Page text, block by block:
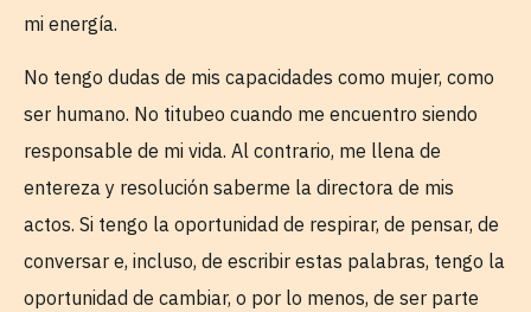
mi energía.
No tengo dudas de mis capacidades como mujer, como
ser humano. No titubeo cuando me encuentro siendo
responsable de mi vida. Al contrario, me llena de
entereza y resolución saberme la directora de mis
actos. Si tengo la oportunidad de respirar, de pensar, de
conversar e, incluso, de escribir estas palabras, tengo la
oportunidad de cambiar, o por lo menos, de ser parte